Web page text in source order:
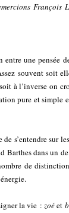
François
une pensée
souvent soit
à l’inverse on
pure et simple
s’entendre sur
dans un
de
la vie : zoéet